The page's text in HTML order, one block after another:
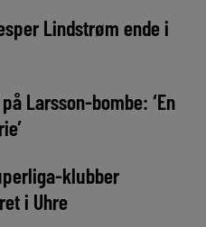
Lindstrøm ende i
Larsson-bombe: ‘En
klubber
i Uhre